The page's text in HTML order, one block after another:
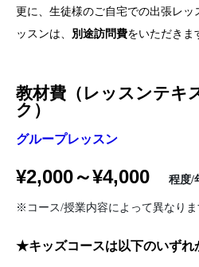
更に、生徒様のご自宅での出張レ
ッスンは、 別途訪問費をいただきま
教材費（レッスンテキ
ク）
グループレッスン
¥2,000～¥4,000 程度/
※コース/授業内容によって異なりま
★キッズコースは 以下のいずれ